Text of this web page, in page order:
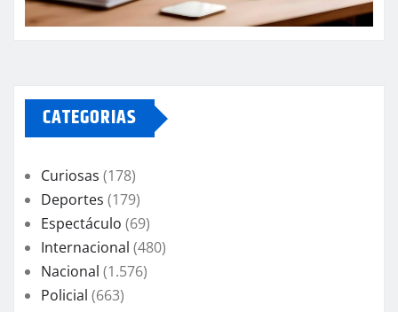
CATEGORIAS
Curiosas (178)
Deportes (179)
Espectáculo (69)
Internacional (480)
Nacional (1.576)
Policial (663)